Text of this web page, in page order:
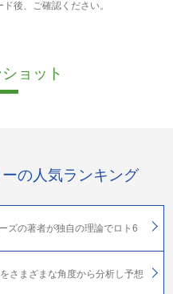
後、ご確認ください。
ョット
ーの人気ランキング
ズの著者が独自の理論でロト6
さまざまな角度から分析し予想